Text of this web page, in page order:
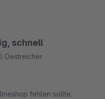
schnell
Oestreicher
fehlen sollte.